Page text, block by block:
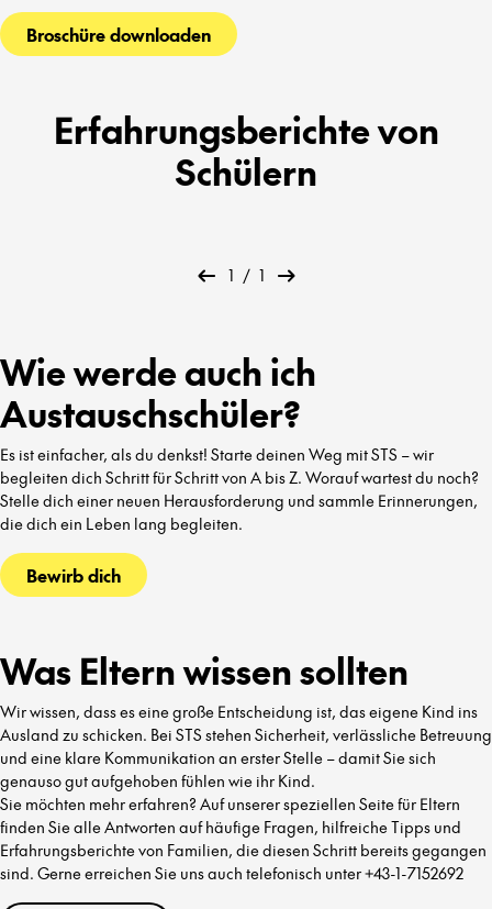
Broschüre downloaden
Erfahrungsberichte von
Schülern
1 / 1
Wie werde auch ich
Austauschschüler?
Es ist einfacher, als du denkst! Starte deinen Weg mit STS – wir
begleiten dich Schritt für Schritt von A bis Z. Worauf wartest du noch?
Stelle dich einer neuen Herausforderung und sammle Erinnerungen,
die dich ein Leben lang begleiten.
Bewirb dich
Was Eltern wissen sollten
Wir wissen, dass es eine große Entscheidung ist, das eigene Kind ins
Ausland zu schicken. Bei STS stehen Sicherheit, verlässliche Betreuung
und eine klare Kommunikation an erster Stelle – damit Sie sich
genauso gut aufgehoben fühlen wie ihr Kind.
Sie möchten mehr erfahren? Auf unserer speziellen Seite für Eltern
finden Sie alle Antworten auf häufige Fragen, hilfreiche Tipps und
Erfahrungsberichte von Familien, die diesen Schritt bereits gegangen
sind. Gerne erreichen Sie uns auch telefonisch unter +43-1-7152692